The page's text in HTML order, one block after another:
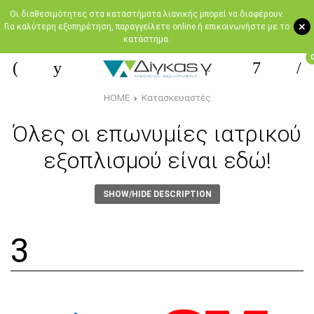
+
Oι διαθεσιμότητες στα καταστήματα λιανικής μπορεί να διαφέρουν.
Για καλύτερη εξυπηρέτηση, παραγγείλετε online ή επικοινωνήστε με το
κατάστημα.
0
HOME Κατασκευαστές
Όλες οι επωνυμίες ιατρικού
εξοπλισμού είναι εδώ!
SHOW/HIDE DESCRIPTION
3